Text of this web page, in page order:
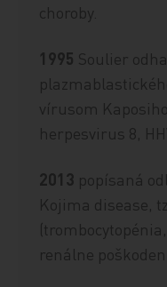
choroby.
1995 Soulier
vírusom
herpesvirus 8,
2013 popísaná
Kojima disease,
renálne